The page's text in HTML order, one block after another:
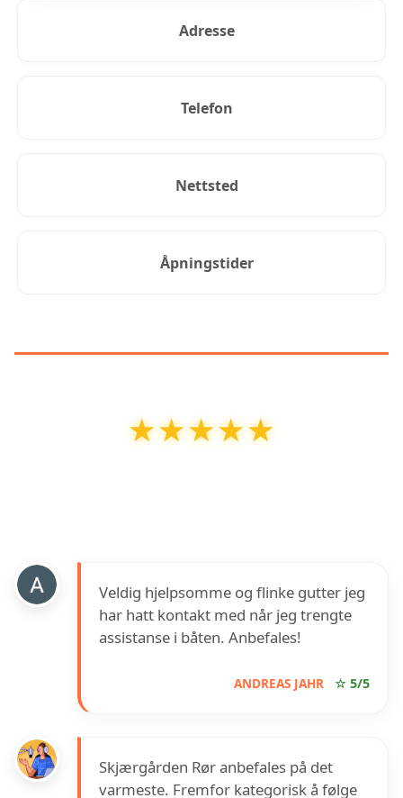
Adresse
Telefon
Nettsted
Åpningstider
★★★★★
★★★★★
Veldig hjelpsomme og flinke gutter jeg
har hatt kontakt med når jeg trengte
assistanse i båten. Anbefales!
ANDREAS JAHR ☆ 5/5
Skjærgården Rør anbefales på det
varmeste. Fremfor kategorisk å følge